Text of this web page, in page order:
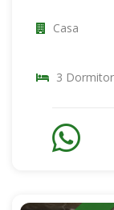
Casa
3